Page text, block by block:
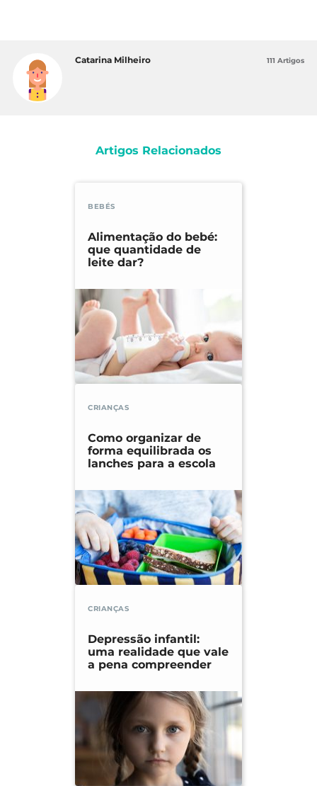
Catarina Milheiro 111 Artigos
Artigos Relacionados
BEBÉS
Alimentação do bebé:
que quantidade de
leite dar?
CRIANÇAS
Como organizar de
forma equilibrada os
lanches para a escola
CRIANÇAS
Depressão infantil:
uma realidade que vale
a pena compreender